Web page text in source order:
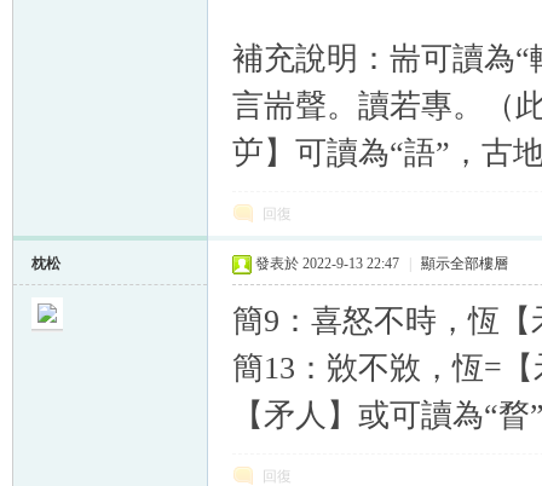
補充說明：耑可讀為
言耑聲。讀若專。（
屰】可讀為“語”，古
回復
枕松 發表於 2022-9-13 22:47 顯示全部樓層
簡9：喜怒不時，恆【
簡13：敚不敚，恆=
【矛人】或可讀為“
回復